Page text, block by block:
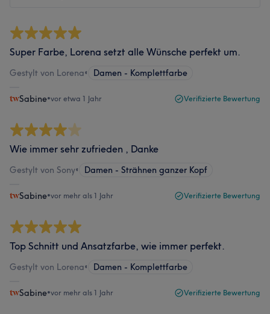
Super Farbe, Lorena setzt alle Wünsche perfekt um.
Gestylt von Lorena• Damen - Komplettfarbe
Sabine•vor etwa 1 Jahr Verifizierte Bewertung
Wie immer sehr zufrieden , Danke
Gestylt von Sony• Damen - Strähnen ganzer Kopf
Sabine•vor mehr als 1 Jahr Verifizierte Bewertung
Top Schnitt und Ansatzfarbe, wie immer perfekt.
Gestylt von Lorena• Damen - Komplettfarbe
Sabine•vor mehr als 1 Jahr Verifizierte Bewertung